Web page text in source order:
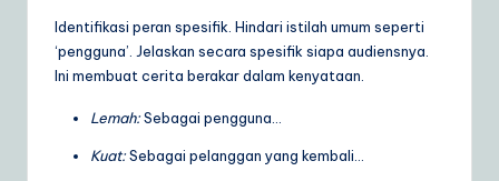
Identifikasi peran spesifik. Hindari istilah umum seperti
‘pengguna’. Jelaskan secara spesifik siapa audiensnya.
Ini membuat cerita berakar dalam kenyataan.
Lemah:Sebagai pengguna…
Kuat:Sebagai pelanggan yang kembali…